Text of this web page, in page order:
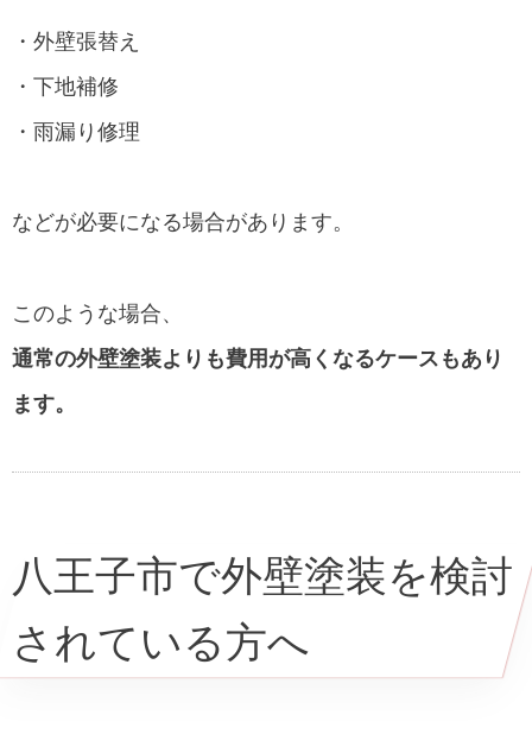
・外壁張替え
・下地補修
・雨漏り修理
などが必要になる場合があります。
このような場合、
通常の外壁塗装よりも費用が高くなるケースもあり
ます。
八王子市で外壁塗装を検討
されている方へ